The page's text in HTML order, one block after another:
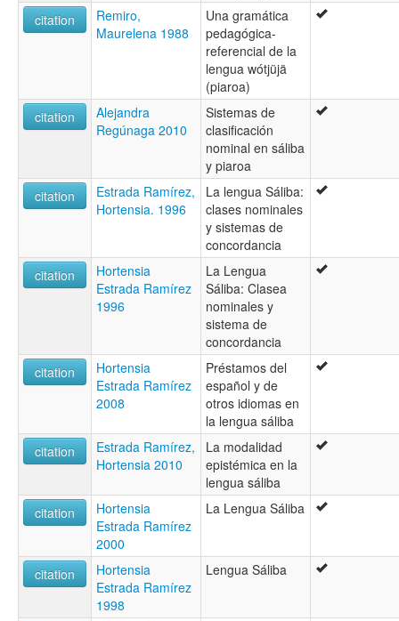
citation
Remiro,
Maurelena 1988
Una gramática
pedagógica-
referencial de la
lengua wótjüjä
(piaroa)
citation
Alejandra
Regúnaga 2010
Sistemas de
clasificación
nominal en sáliba
y piaroa
citation
Estrada Ramírez,
Hortensia. 1996
La lengua Sáliba:
clases nominales
y sistemas de
concordancia
citation
Hortensia
Estrada Ramírez
1996
La Lengua
Sáliba: Clasea
nominales y
sistema de
concordancia
citation
Hortensia
Estrada Ramírez
2008
Préstamos del
español y de
otros idiomas en
la lengua sáliba
citation
Estrada Ramírez,
Hortensia 2010
La modalidad
epistémica en la
lengua sáliba
citation
Hortensia
Estrada Ramírez
2000
La Lengua Sáliba
citation
Hortensia
Estrada Ramírez
1998
Lengua Sáliba